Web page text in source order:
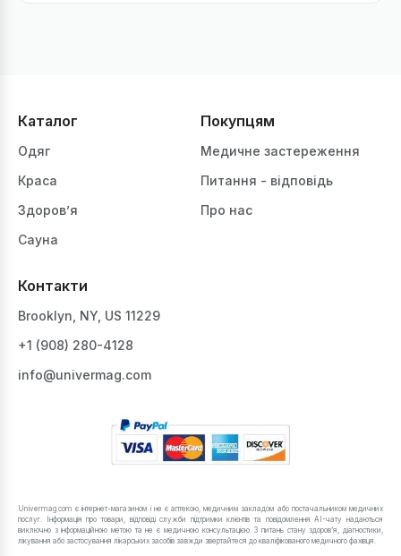
Каталог
Одяг
Краса
Здоров’я
Сауна
Покупцям
Медичне застереження
Питання - відповідь
Про нас
Контакти
Brooklyn, NY, US 11229
+1 ‪(908) 280-4128‬
info@univermag.com
Univermag.com є інтернет-магазином і не є аптекою, медичним закладом або постачальником медичних
послуг. Інформація про товари, відповіді служби підтримки клієнтів та повідомлення AI-чату надаються
виключно з інформаційною метою та не є медичною консультацією. З питань стану здоров’я, діагностики,
лікування або застосування лікарських засобів завжди звертайтеся до кваліфікованого медичного фахівця.